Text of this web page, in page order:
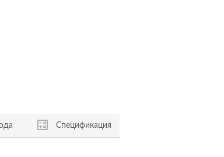
Спецификация